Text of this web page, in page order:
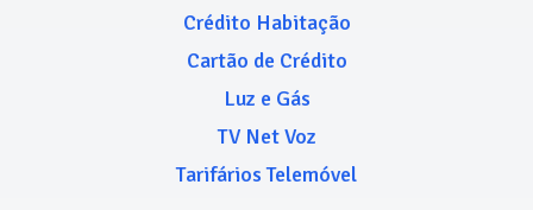
Crédito Habitação
Cartão de Crédito
Luz e Gás
TV Net Voz
Tarifários Telemóvel